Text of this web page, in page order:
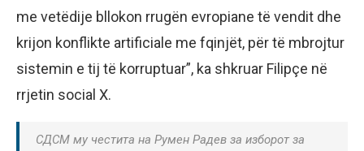
me vetëdije bllokon rrugën evropiane të vendit dhe
krijon konflikte artificiale me fqinjët, për të mbrojtur
sistemin e tij të korruptuar”, ka shkruar Filipçe në
rrjetin social X.
СДСМ му честита на Румен Радев за изборот за